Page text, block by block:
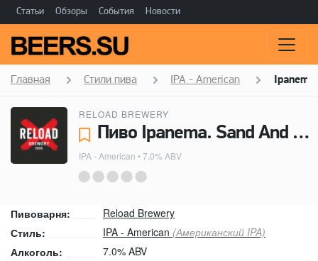
Статьи Обзоры События Новости
Главная Стили пива IPA - American
RELOAD BREWERY
Пиво Ipanema. Sand And Waves - Reload Brewery
IPA - American • 7.0% ABV
Пивоварня:
Reload Brewery
Стиль:
IPA - American (Американский IPA)
Алкоголь:
7.0% ABV